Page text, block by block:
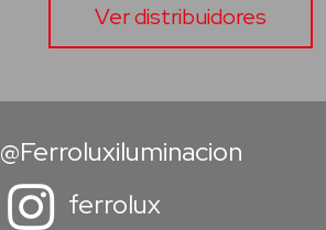
Ver distribuidores
@Ferroluxiluminacion
ferrolux